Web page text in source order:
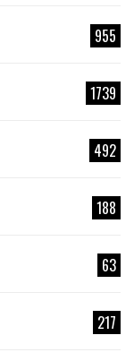
955
1739
492
188
63
217